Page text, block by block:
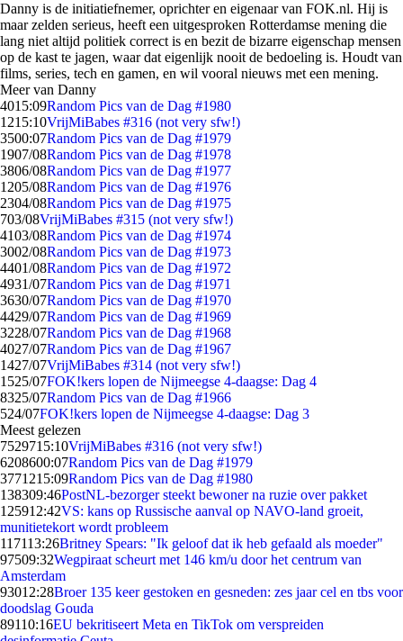
Danny is de initiatiefnemer, oprichter en eigenaar van FOK.nl. Hij is
maar zelden serieus, heeft een uitgesproken Rotterdamse mening die
lang niet altijd politiek correct is en bezit de bizarre eigenschap mensen
op de kast te jagen, waar dat eigenlijk nooit de bedoeling is. Houdt van
films, series, tech en gamen, en wil vooral nieuws met een mening.
Meer van Danny
4015:09Random Pics van de Dag #1980
1215:10VrijMiBabes #316 (not very sfw!)
3500:07Random Pics van de Dag #1979
1907/08Random Pics van de Dag #1978
3806/08Random Pics van de Dag #1977
1205/08Random Pics van de Dag #1976
2304/08Random Pics van de Dag #1975
703/08VrijMiBabes #315 (not very sfw!)
4103/08Random Pics van de Dag #1974
3002/08Random Pics van de Dag #1973
4401/08Random Pics van de Dag #1972
4931/07Random Pics van de Dag #1971
3630/07Random Pics van de Dag #1970
4429/07Random Pics van de Dag #1969
3228/07Random Pics van de Dag #1968
4027/07Random Pics van de Dag #1967
1427/07VrijMiBabes #314 (not very sfw!)
1525/07FOK!kers lopen de Nijmeegse 4-daagse: Dag 4
8325/07Random Pics van de Dag #1966
524/07FOK!kers lopen de Nijmeegse 4-daagse: Dag 3
Meest gelezen
7529715:10VrijMiBabes #316 (not very sfw!)
6208600:07Random Pics van de Dag #1979
3771215:09Random Pics van de Dag #1980
138309:46PostNL-bezorger steekt bewoner na ruzie over pakket
125912:42VS: kans op Russische aanval op NAVO-land groeit,
munitietekort wordt probleem
117113:26Britney Spears: "Ik geloof dat ik heb gefaald als moeder"
97509:32Wegpiraat scheurt met 146 km/u door het centrum van
Amsterdam
93012:28Broer 135 keer gestoken en gesneden: zes jaar cel en tbs voor
doodslag Gouda
89110:16EU bekritiseert Meta en TikTok om verspreiden